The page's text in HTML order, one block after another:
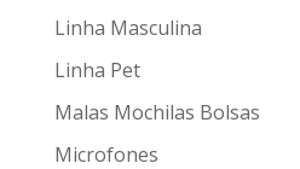
Linha Masculina
Linha Pet
Malas Mochilas Bolsas
Microfones